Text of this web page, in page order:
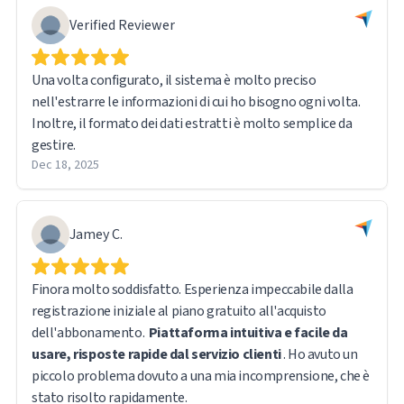
Verified Reviewer
Una volta configurato, il sistema è molto preciso
nell'estrarre le informazioni di cui ho bisogno ogni volta.
Inoltre, il formato dei dati estratti è molto semplice da
gestire.
Dec 18, 2025
Jamey C.
Finora molto soddisfatto. Esperienza impeccabile dalla
registrazione iniziale al piano gratuito all'acquisto
dell'abbonamento. Piattaforma intuitiva e facile da
usare, risposte rapide dal servizio clienti. Ho avuto un
piccolo problema dovuto a una mia incomprensione, che è
stato risolto rapidamente.